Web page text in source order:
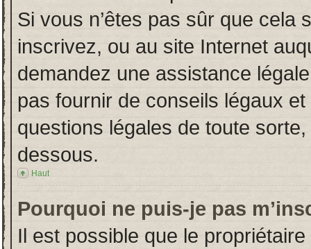
Si vous n’êtes pas sûr que cela
inscrivez, ou au site Internet
demandez une assistance
pas fournir de conseils légaux
questions légales de toute
dessous.
Haut
Pourquoi ne puis-je pas
Il est possible que le